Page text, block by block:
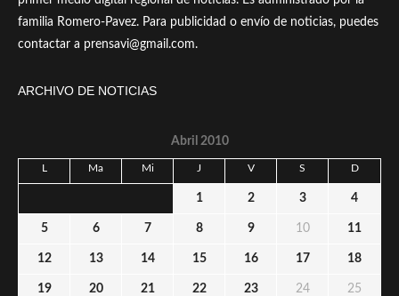
familia Romero-Pavez. Para publicidad o envío de noticias, puedes
contactar a prensavi@gmail.com.
ARCHIVO DE NOTICIAS
Abril 2010
L Ma Mi J V S D
1 2 3 4
5 6 7 8 9 10 11
12 13 14 15 16 17 18
19 20 21 22 23 24 25